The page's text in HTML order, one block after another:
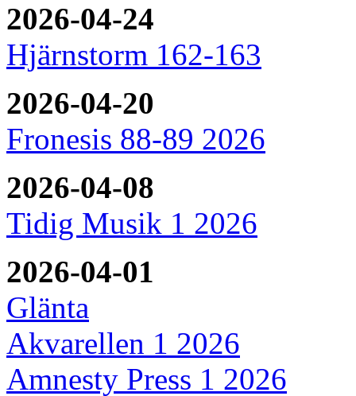
2026-04-24
Hjärnstorm 162-163
2026-04-20
Fronesis 88-89 2026
2026-04-08
Tidig Musik 1 2026
2026-04-01
Glänta
Akvarellen 1 2026
Amnesty Press 1 2026